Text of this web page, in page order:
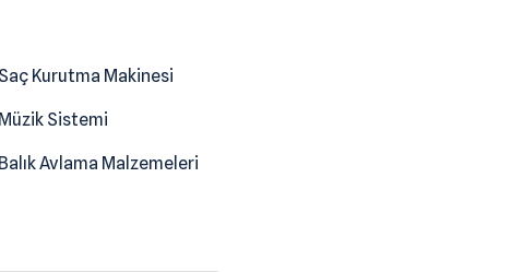
Saç Kurutma Makinesi
Müzik Sistemi
Balık Avlama Malzemeleri